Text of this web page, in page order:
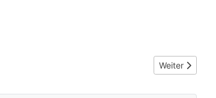
Nächster
Weiter